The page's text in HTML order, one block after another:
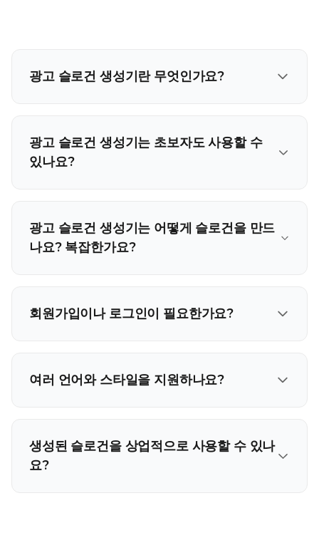
광고 슬로건 생성기란 무엇인가요?
광고 슬로건 생성기는 초보자도 사용할 수
있나요?
광고 슬로건 생성기는 어떻게 슬로건을 만드
나요? 복잡한가요?
회원가입이나 로그인이 필요한가요?
여러 언어와 스타일을 지원하나요?
생성된 슬로건을 상업적으로 사용할 수 있나
요?